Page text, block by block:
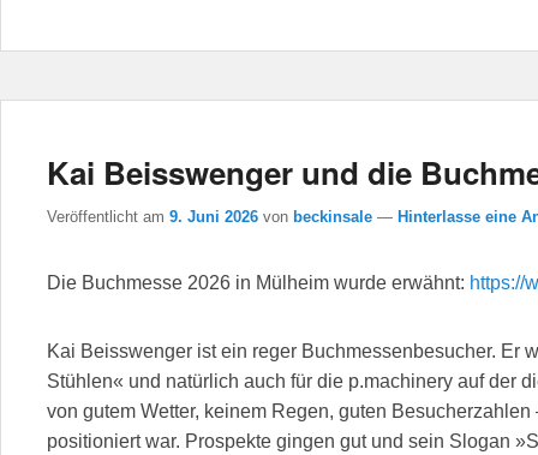
Kai Beisswenger und die
Veröffentlicht am 9. Juni 2026 von beckinsale — Hinterlasse eine
Die Buchmesse 2026 in Mülheim wurde erwähnt: https://
Kai Beisswenger ist ein reger Buchmessenbesucher. Er
Stühlen« und natürlich auch für die p.machinery auf der
von gutem Wetter, keinem Regen, guten
positioniert war. Prospekte gingen gut und sein Slogan